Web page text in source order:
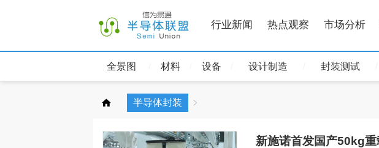
行业新闻 热点观察 市场分析
全景图 材料 设备 设计制造 封装测试
半导体封装
新施诺首发国产50kg